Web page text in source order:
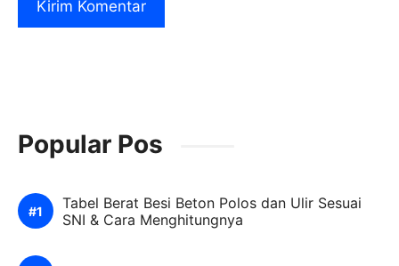
Popular Pos
Tabel Berat Besi Beton Polos dan Ulir Sesuai
SNI & Cara Menghitungnya